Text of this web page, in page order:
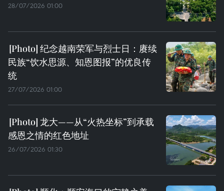
28/07/2026 01:00
纪念越南荣军与烈士日：赓续
民族“饮水思源、知恩图报”的优良传
统
27/07/2026 01:00
龙大——从“火热坐标”到承载
感恩之情的红色地址
26/07/2026 01:30